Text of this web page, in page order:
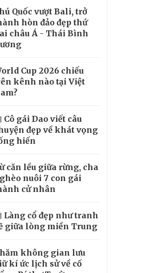
Quốc vượt Bali, trở
hòn đảo đẹp thứ
châu Á - Thái Bình
Cup 2026 chiếu
kênh nào tại Việt
Cô gái Dao viết câu
đẹp về khát vọng
hiến
căn lều giữa rừng, cha
nuôi 7 con gái
cử nhân
Làng cổ đẹp như tranh
giữa lòng miền Trung
không gian lưu
kí ức lịch sử về cố